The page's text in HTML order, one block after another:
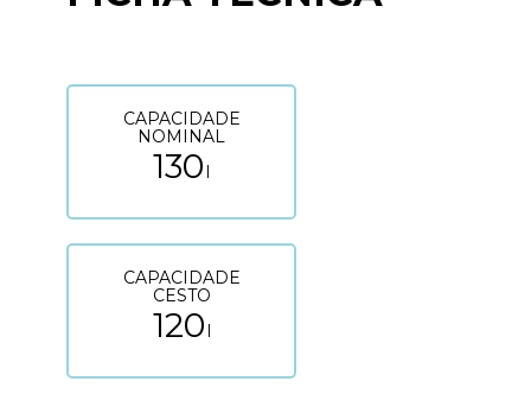
CAPACIDADE
NOMINAL
130l
CAPACIDADE
CESTO
120l